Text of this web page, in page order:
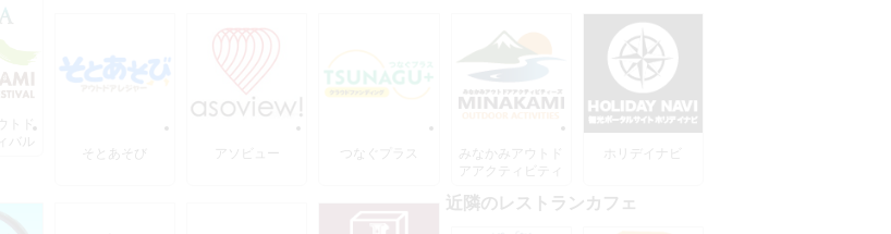
トド
バル
そとあそび アソビュー つなぐプラス
みなかみアウトド
アアクティビティ
ホリデイナビ
近隣のレストランカフェ